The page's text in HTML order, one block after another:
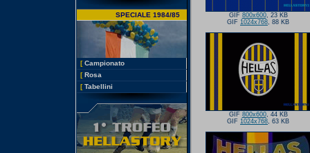
SPECIALE 1984/85
[ Campionato
[ Rosa
[ Tabellini
GIF 800x600, 23 KB
GIF 1024x768, 88 KB
GIF 800x600, 44 KB
GIF 1024x768, 63 KB